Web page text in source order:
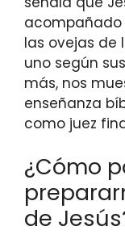
acompañado
las ovejas de
uno según
más, nos
enseñanza
como juez
¿Cómo
de